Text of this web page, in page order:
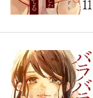
ポイント